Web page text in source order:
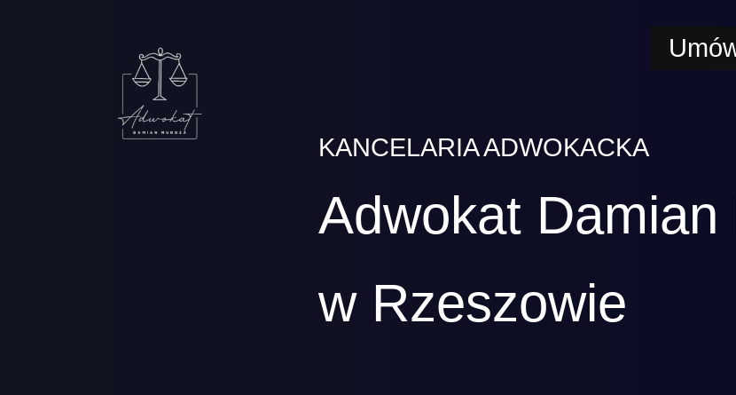
KANCELARIA ADWOKACKA
Adwokat Damian
w Rzeszowie